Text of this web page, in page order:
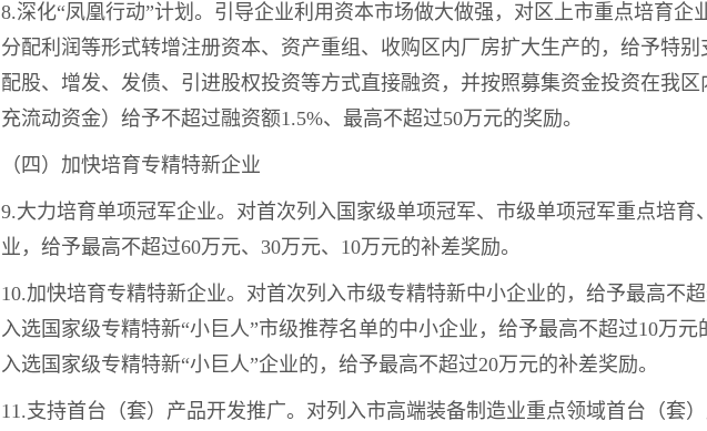
8.深化“凤凰行动”计划。引导企业利用资本市场做大做强，对区上市重点培育企
分配利润等形式转增注册资本、资产重组、收购区内厂房扩大生产的，给予特
配股、增发、发债、引进股权投资等方式直接融资，并按照募集资金投资在我
充流动资金）给予不超过融资额1.5%、最高不超过50万元的奖励。
（四）加快培育专精特新企业
9.大力培育单项冠军企业。对首次列入国家级单项冠军、市级单项冠军重点培育
业，给予最高不超过60万元、30万元、10万元的补差奖励。
10.加快培育专精特新企业。对首次列入市级专精特新中小企业的，给予最高不
入选国家级专精特新“小巨人”市级推荐名单的中小企业，给予最高不超过10万元
入选国家级专精特新“小巨人”企业的，给予最高不超过20万元的补差奖励。
11.支持首台（套）产品开发推广。对列入市高端装备制造业重点领域首台（套